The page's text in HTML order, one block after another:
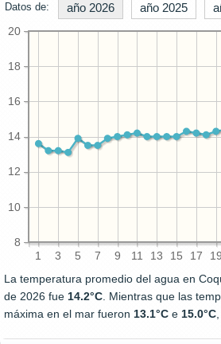
Datos de: año 2026 año 2025
1 3 5 7 9 11 13 15 17 19
8
10
12
14
16
18
20
La temperatura promedio del agua en
de 2026 fue 14.2°C. Mientras que las
máxima en el mar fueron 13.1°C e 15.0°C